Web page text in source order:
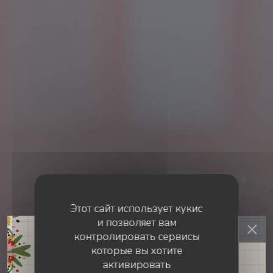
Этот сайт использует кукис
и позволяет вам
контролировать сервисы
которые вы хотите
активировать
КУХНЯ ДЛЯ ГУРМАНОВ• ROUEN